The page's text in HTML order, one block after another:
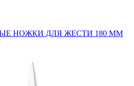
НОЖКИ ДЛЯ ЖЕСТИ 180 ММ